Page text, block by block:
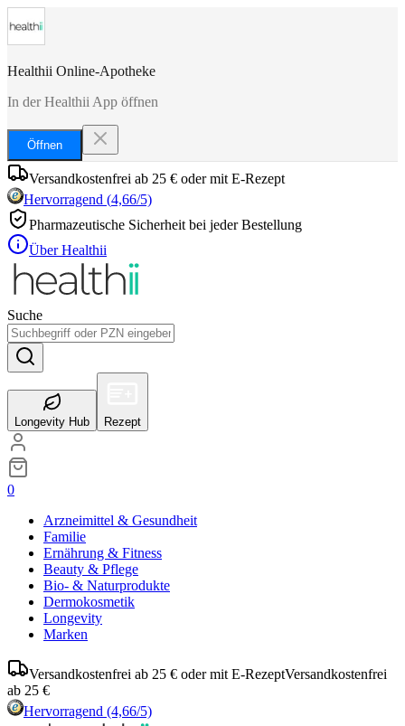
Healthii Online-Apotheke
In der Healthii App öffnen
Öffnen
Versandkostenfrei ab 25 € oder mit E-Rezept
Hervorragend (4,66/5)
Pharmazeutische Sicherheit bei jeder Bestellung
Über Healthii
Suche
Longevity Hub Rezept
0
Arzneimittel & Gesundheit
Familie
Ernährung & Fitness
Beauty & Pflege
Bio- & Naturprodukte
Dermokosmetik
Longevity
Marken
Versandkostenfrei ab 25 € oder mit E-RezeptVersandkostenfrei
ab 25 €
Hervorragend (4,66/5)